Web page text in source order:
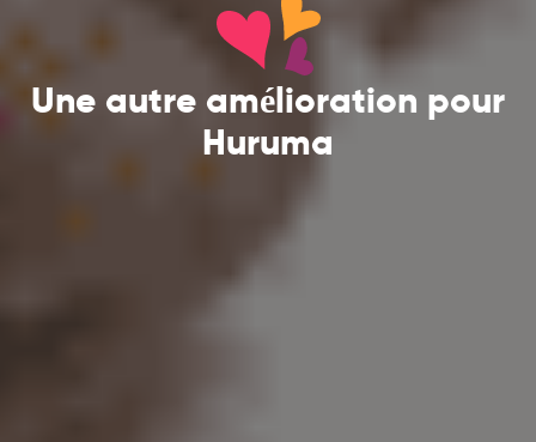
Une autre amélioration pour
Huruma